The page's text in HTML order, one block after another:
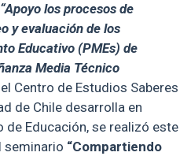
“Apoyo los procesos de
y evaluación de los
Educativo (PMEs) de
Media Técnico
Centro de Estudios Saberes
de Chile desarrolla en
Educación, se realizó este
seminario “Compartiendo